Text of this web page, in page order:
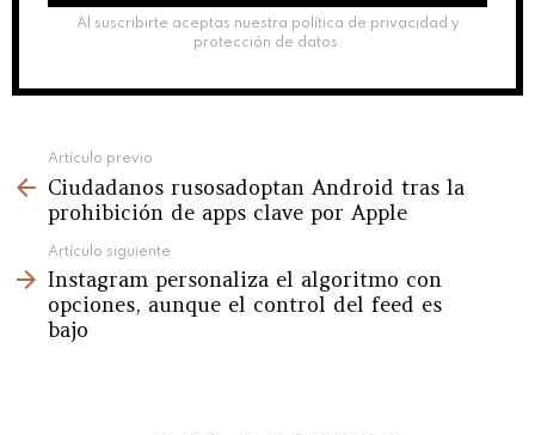
Al suscribirte aceptas nuestra política de privacidad y
protección de datos.
more
Artículo previo
Ciudadanos rusosadoptan Android tras la
prohibición de apps clave por Apple
Artículo siguiente
Instagram personaliza el algoritmo con
opciones, aunque el control del feed es
bajo